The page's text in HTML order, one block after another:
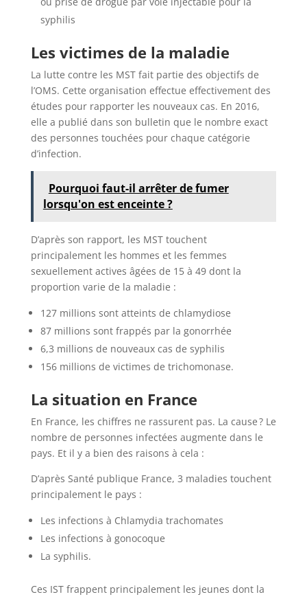
syphilis
Les victimes de la maladie
La lutte contre les MST fait partie des objectifs de
l’OMS. Cette organisation effectue effectivement des
études pour rapporter les nouveaux cas. En 2016,
elle a publié dans son bulletin que le nombre exact
des personnes touchées pour chaque catégorie
d’infection.
Pourquoi faut-il arrêter de fumer
lorsqu'on est enceinte ?
D’après son rapport, les MST touchent
principalement les hommes et les femmes
sexuellement actives âgées de 15 à 49 dont la
proportion varie de la maladie :
127 millions sont atteints de chlamydiose
87 millions sont frappés par la gonorrhée
6,3 millions de nouveaux cas de syphilis
156 millions de victimes de trichomonase.
La situation en France
En France, les chiffres ne rassurent pas. La cause ? Le
nombre de personnes infectées augmente dans le
pays. Et il y a bien des raisons à cela :
D’après Santé publique France, 3 maladies touchent
principalement le pays :
Les infections à Chlamydia trachomates
Les infections à gonocoque
La syphilis.
Ces IST frappent principalement les jeunes dont la